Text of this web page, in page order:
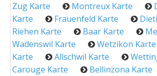
Zug Karte
Montreux Karte
Karte
Frauenfeld Karte
Riehen Karte
Baar Karte
Wadenswil Karte
Wetzikon Karte
Karte
Allschwil Karte
Carouge Karte
Bellinzona Karte